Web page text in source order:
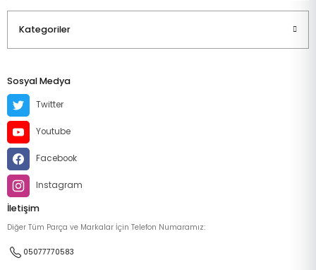
Kategoriler
Sosyal Medya
Twitter
Youtube
Facebook
Instagram
İletişim
Diğer Tüm Parça ve Markalar İçin Telefon Numaramız:
05077770583